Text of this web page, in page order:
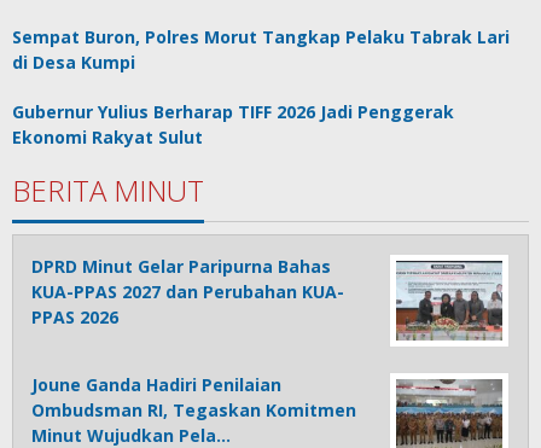
Sempat Buron, Polres Morut Tangkap Pelaku Tabrak Lari
di Desa Kumpi
Gubernur Yulius Berharap TIFF 2026 Jadi Penggerak
Ekonomi Rakyat Sulut
BERITA MINUT
DPRD Minut Gelar Paripurna Bahas
KUA-PPAS 2027 dan Perubahan KUA-
PPAS 2026
Joune Ganda Hadiri Penilaian
Ombudsman RI, Tegaskan Komitmen
Minut Wujudkan Pela…